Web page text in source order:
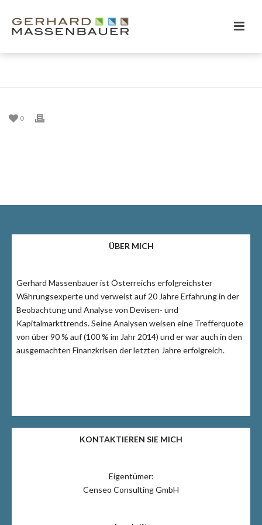
0
ÜBER MICH
Gerhard Massenbauer ist Österreichs erfolgreichster
Währungsexperte und verweist auf 20 Jahre Erfahrung in der
Beobachtung und Analyse von Devisen- und
Kapitalmarkttrends. Seine Analysen weisen eine Trefferquote
von über 90 % auf (100 % im Jahr 2014) und er war auch in den
ausgemachten Finanzkrisen der letzten Jahre erfolgreich.
KONTAKTIEREN SIE MICH
Eigentümer:
Censeo Consulting GmbH